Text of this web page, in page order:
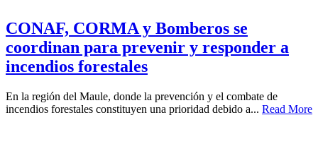
CONAF, CORMA y Bomberos se
coordinan para prevenir y responder a
incendios forestales
En la región del Maule, donde la prevención y el combate de
incendios forestales constituyen una prioridad debido a... Read More